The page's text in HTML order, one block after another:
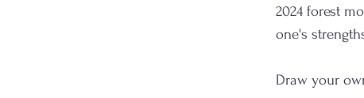
2024 forest
one's
Draw your